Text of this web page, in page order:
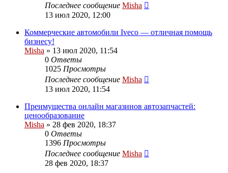
Последнее сообщение Misha
13 июл 2020, 12:00
Коммерческие автомобили Iveco — отличная помощь
бизнесу!
Misha » 13 июл 2020, 11:54
0 Ответы
1025 Просмотры
Последнее сообщение Misha
13 июл 2020, 11:54
Преимущества онлайн магазинов автозапчастей:
ценообразование
Misha » 28 фев 2020, 18:37
0 Ответы
1396 Просмотры
Последнее сообщение Misha
28 фев 2020, 18:37